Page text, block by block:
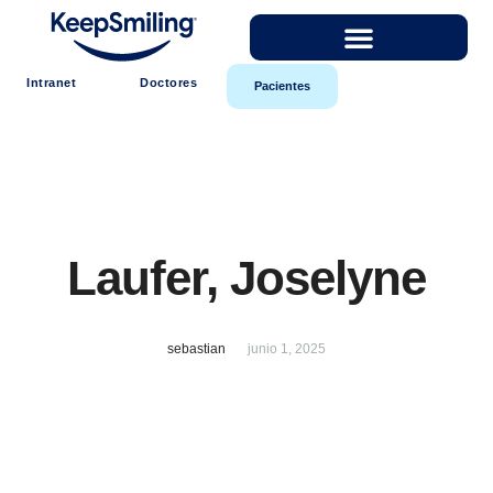
Intranet Doctores Pacientes
Laufer, Joselyne
sebastian junio 1, 2025